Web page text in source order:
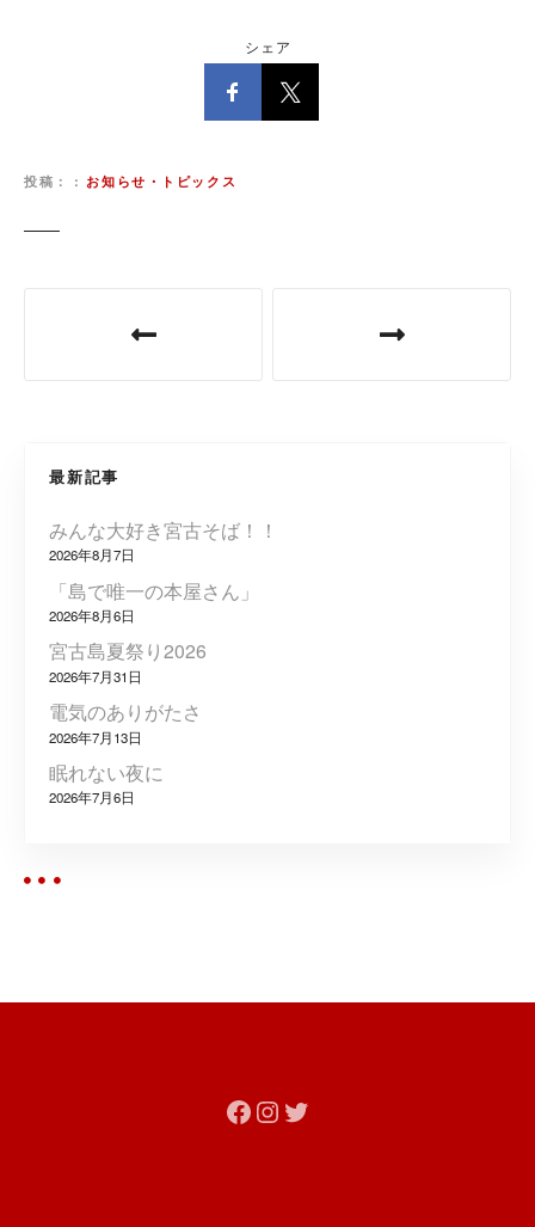
シェア
投稿： お知らせ・トピックス
ゲ
ー
シ
ョ
ン
最新記事
みんな大好き宮古そば！！
2026年8月7日
「島で唯一の本屋さん」
2026年8月6日
宮古島夏祭り2026
2026年7月31日
電気のありがたさ
2026年7月13日
眠れない夜に
2026年7月6日
Facebook Instagram Twitter